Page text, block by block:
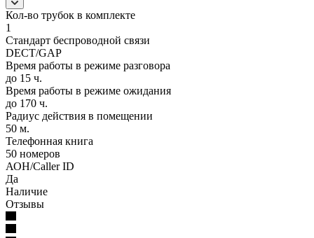
Кол-во трубок в комплекте
1
Стандарт беспроводной связи
DECT/GAP
Время работы в режиме разговора
до 15 ч.
Время работы в режиме ожидания
до 170 ч.
Радиус действия в помещении
50 м.
Телефонная книга
50 номеров
АОН/Caller ID
Да
Наличие
Отзывы